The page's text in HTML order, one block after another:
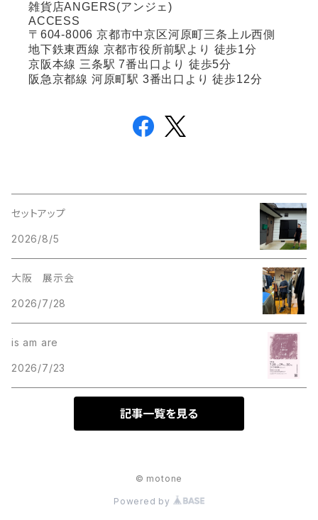
雑貨店ANGERS(アンジェ)
ACCESS
〒604-8006 京都市中京区河原町三条上ル西側
地下鉄東西線 京都市役所前駅より 徒歩1分
京阪本線 三条駅 7番出口より 徒歩5分
阪急京都線 河原町駅 3番出口より 徒歩12分
セットアップ
2026/8/5
大阪 展示会
2026/7/28
is am are
2026/7/23
記事一覧を見る
© motone
Powered by